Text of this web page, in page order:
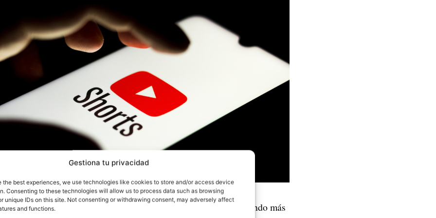
Gestiona tu privacidad
the best experiences, we use technologies like cookies to store and/or access device
Consenting to these technologies will allow us to process data such as browsing
unique IDs on this site. Not consenting or withdrawing consent, may adversely affect
and functions.
el momento no te hayas preguntado por qué estabas consumiendo más